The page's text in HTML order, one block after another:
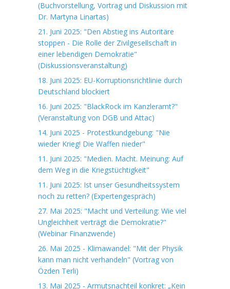
(Buchvorstellung, Vortrag und Diskussion mit
Dr. Martyna Linartas)
21. Juni 2025: "Den Abstieg ins Autoritäre
stoppen - Die Rolle der Zivilgesellschaft in
einer lebendigen Demokratie"
(Diskussionsveranstaltung)
18. Juni 2025: EU-Korruptionsrichtlinie durch
Deutschland blockiert
16. Juni 2025: "BlackRock im Kanzleramt?"
(Veranstaltung von DGB und Attac)
14. Juni 2025 - Protestkundgebung: "Nie
wieder Krieg! Die Waffen nieder"
11. Juni 2025: "Medien. Macht. Meinung: Auf
dem Weg in die Kriegstüchtigkeit"
11. Juni 2025: Ist unser Gesundheitssystem
noch zu retten? (Expertengespräch)
27. Mai 2025: "Macht und Verteilung: Wie viel
Ungleichheit verträgt die Demokratie?"
(Webinar Finanzwende)
26. Mai 2025 - Klimawandel: "Mit der Physik
kann man nicht verhandeln" (Vortrag von
Özden Terli)
13. Mai 2025 - Armutsnachteil konkret: „Kein